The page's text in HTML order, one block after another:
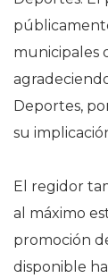
municipales
Deportes,
su
El regidor
al máximo
promoción
disponible